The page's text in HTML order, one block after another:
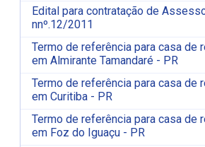
Edital para contratação de
nnº.12/2011
Termo de referência para casa de
em Almirante Tamandaré - PR
Termo de referência para casa de
em Curitiba - PR
Termo de referência para casa de
em Foz do Iguaçu - PR